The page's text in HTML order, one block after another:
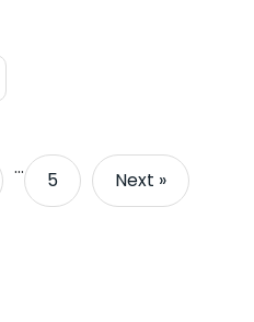
…
5 Next »